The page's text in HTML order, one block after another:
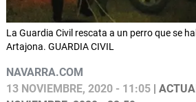
La Guardia Civil rescata a un perro que se
Artajona. GUARDIA CIVIL
NAVARRA.COM
13 NOVIEMBRE, 2020 - 11:05 |